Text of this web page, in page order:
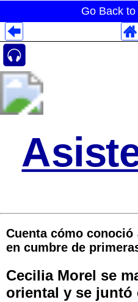
Go Back
Cuenta cómo
en cumbre de
Cecilia Morel se
oriental y se juntó
Despliegues Analytics
Despliegues Totales
Despliegues por